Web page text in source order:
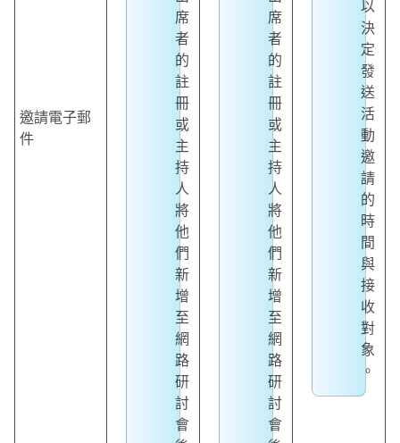
邀請電子郵
件
席
者
的
註
冊
或
主
持
人
將
他
們
新
增
至
網
路
研
討
會
席
者
的
註
冊
或
主
持
人
將
他
們
新
增
至
網
路
研
討
會
以
決
定
發
送
活
動
邀
請
的
時
間
與
接
收
對
象
。